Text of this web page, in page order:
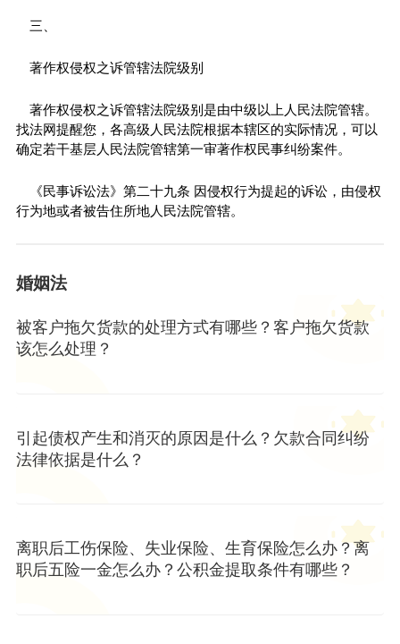
三、
著作权侵权之诉管辖法院级别
著作权侵权之诉管辖法院级别是由中级以上人民法院管辖。
找法网提醒您，各高级人民法院根据本辖区的实际情况，可以
确定若干基层人民法院管辖第一审著作权民事纠纷案件。
《民事诉讼法》第二十九条 因侵权行为提起的诉讼，由侵权
行为地或者被告住所地人民法院管辖。
婚姻法
被客户拖欠货款的处理方式有哪些？客户拖欠货款
该怎么处理？
引起债权产生和消灭的原因是什么？欠款合同纠纷
法律依据是什么？
离职后工伤保险、失业保险、生育保险怎么办？离
职后五险一金怎么办？公积金提取条件有哪些？